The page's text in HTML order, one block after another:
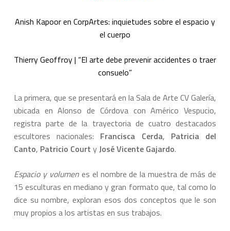
Anish Kapoor en CorpArtes: inquietudes sobre el espacio y
el cuerpo
Thierry Geoffroy | “El arte debe prevenir accidentes o traer
consuelo”
La primera, que se presentará en la Sala de Arte CV Galería,
ubicada en Alonso de Córdova con Américo Vespucio,
registra parte de la trayectoria de cuatro destacados
escultores nacionales: Francisca Cerda, Patricia del
Canto, Patricio Court yJosé Vicente Gajardo.
Espacio y volumenes el nombre de la muestra de más de
15 esculturas en mediano y gran formato que, tal como lo
dice su nombre, exploran esos dos conceptos que le son
muy propios a los artistas en sus trabajos.